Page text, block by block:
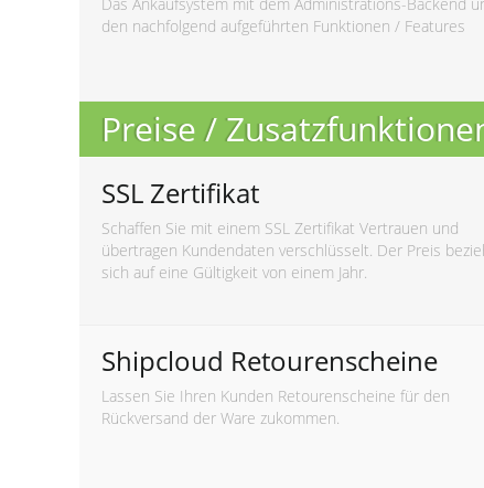
den nachfolgend aufgeführten Funktionen / Features
Preise /
SSL Zertifikat
Schaffen Sie mit einem SSL Zertifikat Vertrauen und
übertragen Kundendaten verschlüsselt. Der Preis
sich auf eine Gültigkeit von einem Jahr.
Shipcloud Retourenscheine
Lassen Sie Ihren Kunden Retourenscheine für den
Rückversand der Ware zukommen.